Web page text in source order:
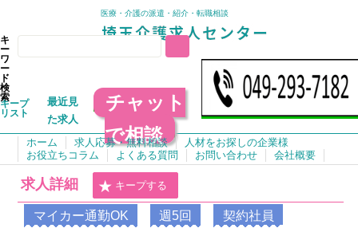
医療・介護の派遣・紹介・転職相談
キ
ー
ワ
ー
ド
検
索
キープ
リスト
最近見
た求人
チャット
で相談
ホーム 求人応募・無料相談
人材をお探しの企業様
お役立ちコラム
よくある質問 お問い合わせ 会社概要
求人詳細 キープする
マイカー通勤OK 週5回 契約社員